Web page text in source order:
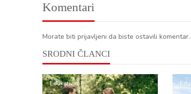
Komentari
Morate biti prijavljeni da biste ostavili komentar.
SRODNI ČLANCI
Edukativno